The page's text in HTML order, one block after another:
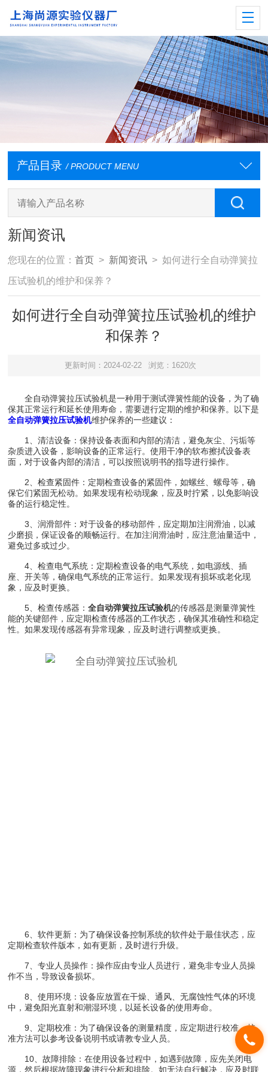
产品目录 / PRODUCT MENU
新闻资讯
您现在的位置：首页 > 新闻资讯 > 如何进行全自动弹簧拉
压试验机的维护和保养？
如何进行全自动弹簧拉压试验机的维护
和保养？
更新时间：2024-02-22 浏览：1620次
全自动弹簧拉压试验机是一种用于测试弹簧性能的设备，为了确
保其正常运行和延长使用寿命，需要进行定期的维护和保养。以下是
全自动弹簧拉压试验机维护保养的一些建议：
1、清洁设备：保持设备表面和内部的清洁，避免灰尘、污垢等
杂质进入设备，影响设备的正常运行。使用干净的软布擦拭设备表
面，对于设备内部的清洁，可以按照说明书的指导进行操作。
2、检查紧固件：定期检查设备的紧固件，如螺丝、螺母等，确
保它们紧固无松动。如果发现有松动现象，应及时拧紧，以免影响设
备的运行稳定性。
3、润滑部件：对于设备的移动部件，应定期加注润滑油，以减
少磨损，保证设备的顺畅运行。在加注润滑油时，应注意油量适中，
避免过多或过少。
4、检查电气系统：定期检查设备的电气系统，如电源线、插
座、开关等，确保电气系统的正常运行。如果发现有损坏或老化现
象，应及时更换。
5、检查传感器：全自动弹簧拉压试验机的传感器是测量弹簧性
能的关键部件，应定期检查传感器的工作状态，确保其准确性和稳定
性。如果发现传感器有异常现象，应及时进行调整或更换。
6、软件更新：为了确保设备控制系统的软件处于最佳状态，应
定期检查软件版本，如有更新，及时进行升级。
7、专业人员操作：操作应由专业人员进行，避免非专业人员操
作不当，导致设备损坏。
8、使用环境：设备应放置在干燥、通风、无腐蚀性气体的环境
中，避免阳光直射和潮湿环境，以延长设备的使用寿命。
9、定期校准：为了确保设备的测量精度，应定期进行校准。校
准方法可以参考设备说明书或请教专业人员。
10、故障排除：在使用设备过程中，如遇到故障，应先关闭电
源，然后根据故障现象进行分析和排除。如无法自行解决，应及时联